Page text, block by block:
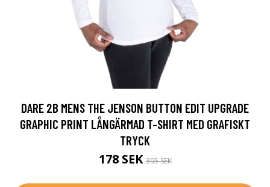
DARE 2B MENS THE JENSON BUTTON EDIT UPGRADE
GRAPHIC PRINT LÅNGÄRMAD T-SHIRT MED GRAFISKT
TRYCK
178 SEK395 SEK